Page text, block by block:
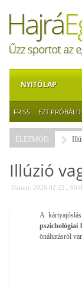
NYITÓLAP
FRISS EZT
ÉLETMÓD
Illúzió
Dátum: 2026.02.22.,
A
pszichológiai
önáltatásról